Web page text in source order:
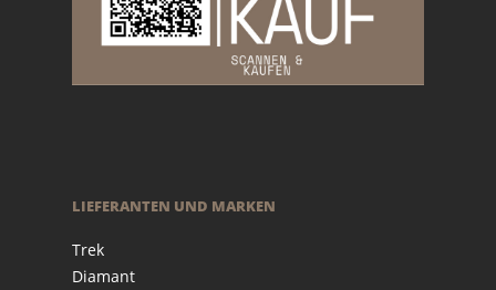
LIEFERANTEN UND MARKEN
Trek
Diamant